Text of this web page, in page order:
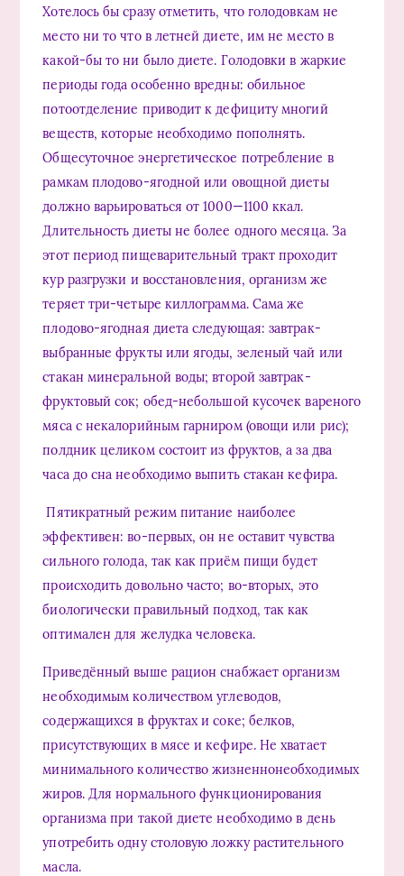
Хотелось бы сразу отметить, что голодовкам не
место ни то что в летней диете, им не место в
какой-бы то ни было диете. Голодовки в жаркие
периоды года особенно вредны: обильное
потоотделение приводит к дефициту многий
веществ, которые необходимо пополнять.
Общесуточное энергетическое потребление в
рамкам плодово-ягодной или овощной диеты
должно варьироваться от 1000—1100 ккал.
Длительность диеты не более одного месяца. За
этот период пищеварительный тракт проходит
кур разгрузки и восстановления, организм же
теряет три-четыре киллограмма. Сама же
плодово-ягодная диета следующая: завтрак-
выбранные фрукты или ягоды, зеленый чай или
стакан минеральной воды; второй завтрак-
фруктовый сок; обед-небольшой кусочек вареного
мяса с некалорийным гарниром (овощи или рис);
полдник целиком состоит из фруктов, а за два
часа до сна необходимо выпить стакан кефира.
Пятикратный режим питание наиболее
эффективен: во-первых, он не оставит чувства
сильного голода, так как приём пищи будет
происходить довольно часто; во-вторых, это
биологически правильный подход, так как
оптимален для желудка человека.
Приведённый выше рацион снабжает организм
необходимым количеством углеводов,
содержащихся в фруктах и соке; белков,
присутствующих в мясе и кефире. Не хватает
минимального количество жизненнонеобходимых
жиров. Для нормального функционирования
организма при такой диете необходимо в день
употребить одну столовую ложку растительного
масла.